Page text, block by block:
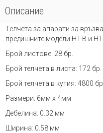
Описание
Телчета за апарати за
предишните модели HT-B и
Брой листове: 28 бр.
Брой телчета в листа: 172 бр.
Брой телчета в кутия: 4800 бр.
Размери: 6мм х 4мм
Дебелина: 0.32 мм
Ширина: 0.58 мм